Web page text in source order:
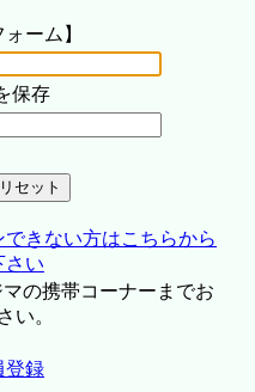
ーム】
保存
きない方はこちらから
さい
の携帯コーナーまでお
い。
登録